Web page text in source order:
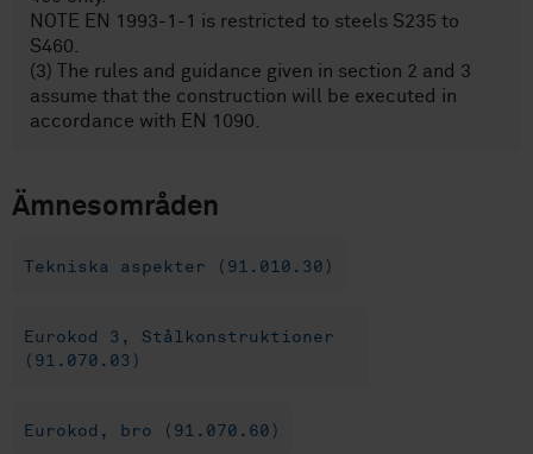
NOTE EN 1993-1-1 is restricted to steels S235 to
S460.
(3) The rules and guidance given in section 2 and 3
assume that the construction will be executed in
accordance with EN 1090.
Ämnesområden
Tekniska aspekter (91.010.30)
Eurokod 3, Stålkonstruktioner
(91.070.03)
Eurokod, bro (91.070.60)